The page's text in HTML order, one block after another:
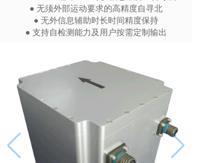
● 无须外部运动要求的高精度自寻北
● 无外信息辅助时长时间精度保持
● 支持自检测能力及用户按需定制输出